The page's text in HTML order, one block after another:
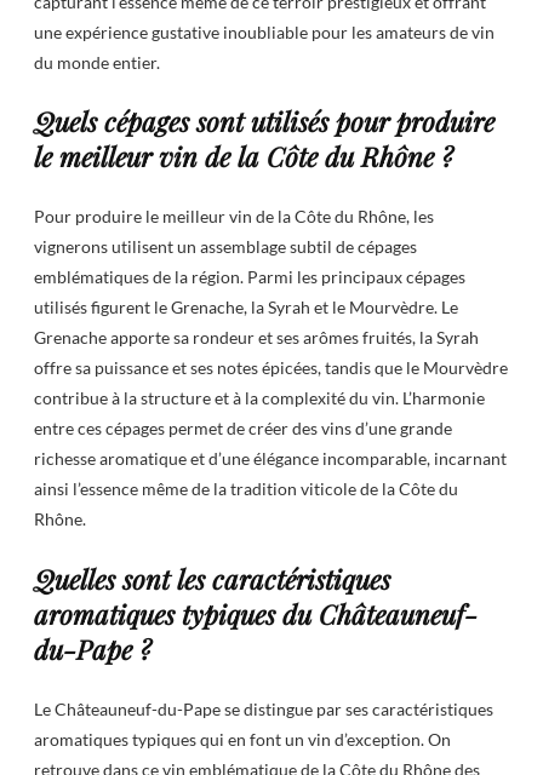
une expérience gustative inoubliable pour les amateurs de vin
du monde entier.
Quels cépages sont utilisés pour produire
le meilleur vin de la Côte du Rhône ?
Pour produire le meilleur vin de la Côte du Rhône, les
vignerons utilisent un assemblage subtil de cépages
emblématiques de la région. Parmi les principaux cépages
utilisés figurent le Grenache, la Syrah et le Mourvèdre. Le
Grenache apporte sa rondeur et ses arômes fruités, la Syrah
offre sa puissance et ses notes épicées, tandis que le Mourvèdre
contribue à la structure et à la complexité du vin. L’harmonie
entre ces cépages permet de créer des vins d’une grande
richesse aromatique et d’une élégance incomparable, incarnant
ainsi l’essence même de la tradition viticole de la Côte du
Rhône.
Quelles sont les caractéristiques
aromatiques typiques du Châteauneuf-
du-Pape ?
Le Châteauneuf-du-Pape se distingue par ses caractéristiques
aromatiques typiques qui en font un vin d’exception. On
retrouve dans ce vin emblématique de la Côte du Rhône des